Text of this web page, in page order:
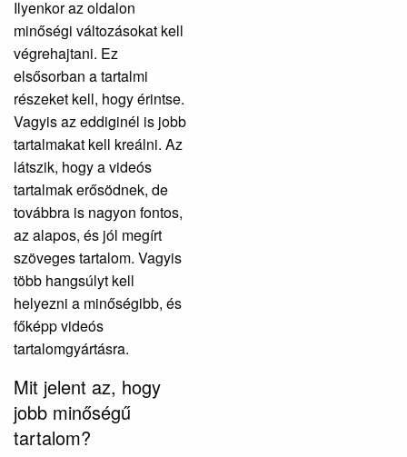
Ilyenkor az oldalon
minőségi változásokat kell
végrehajtani. Ez
elsősorban a tartalmi
részeket kell, hogy érintse.
Vagyis az eddiginél is jobb
tartalmakat kell kreálni. Az
látszik, hogy a videós
tartalmak erősödnek, de
továbbra is nagyon fontos,
az alapos, és jól megírt
szöveges tartalom. Vagyis
több hangsúlyt kell
helyezni a minőségibb, és
főképp videós
tartalomgyártásra.
Mit jelent az, hogy
jobb minőségű
tartalom?